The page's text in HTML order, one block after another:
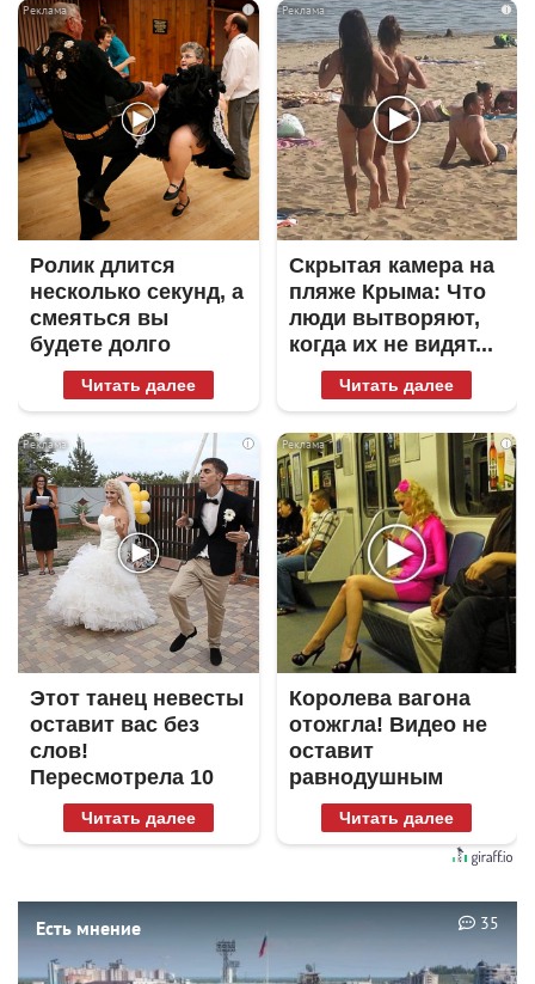
i
Ролик длится
несколько секунд, а
смеяться вы
будете долго
Читать далее
i
Скрытая камера на
пляже Крыма: Что
люди вытворяют,
когда их не видят...
Читать далее
i
Этот танец невесты
оставит вас без
слов!
Пересмотрела 10
раз
Читать далее
i
Королева вагона
отожгла! Видео не
оставит
равнодушным
Читать далее
Есть мнение 35